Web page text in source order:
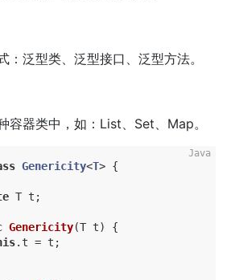
：泛型类、泛型接口、泛型方法。
容器类中，如：List、Set、Map。
Genericity<T> {
T t;
Genericity(T t)
{
.t = t;